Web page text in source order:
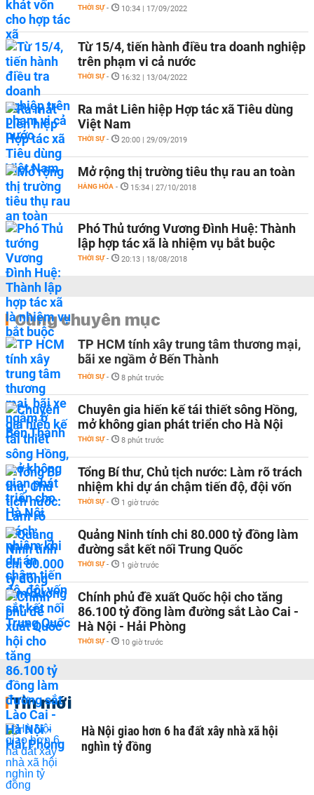
THỜI SỰ - 10:34 | 17/09/2022
Từ 15/4, tiến hành điều tra doanh nghiệp
trên phạm vi cả nước
THỜI SỰ - 16:32 | 13/04/2022
Ra mắt Liên hiệp Hợp tác xã Tiêu dùng
Việt Nam
THỜI SỰ - 20:00 | 29/09/2019
Mở rộng thị trường tiêu thụ rau an toàn
HÀNG HÓA - 15:34 | 27/10/2018
Phó Thủ tướng Vương Đình Huệ: Thành
lập hợp tác xã là nhiệm vụ bắt buộc
THỜI SỰ - 20:13 | 18/08/2018
Cùng chuyên mục
TP HCM tính xây trung tâm thương mại,
bãi xe ngầm ở Bến Thành
THỜI SỰ - 8 phút trước
Chuyên gia hiến kế tái thiết sông Hồng,
mở không gian phát triển cho Hà Nội
THỜI SỰ - 8 phút trước
Tổng Bí thư, Chủ tịch nước: Làm rõ trách
nhiệm khi dự án chậm tiến độ, đội vốn
THỜI SỰ - 1 giờ trước
Quảng Ninh tính chi 80.000 tỷ đồng làm
đường sắt kết nối Trung Quốc
THỜI SỰ - 1 giờ trước
Chính phủ đề xuất Quốc hội cho tăng
86.100 tỷ đồng làm đường sắt Lào Cai -
Hà Nội - Hải Phòng
THỜI SỰ - 10 giờ trước
Tin mới
Hà Nội giao hơn 6 ha đất xây nhà xã hội
nghìn tỷ đồng